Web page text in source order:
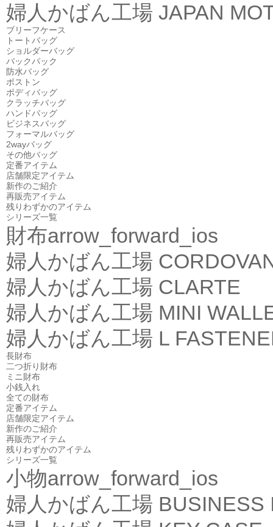
婦人かばん工場 JAPAN
ブリーフケース
トートバッグ
ショルダーバッグ
バックパック
防水バッグ
ボストン
ボディバッグ
クラッチバッグ
ハンドバッグ
ビジネスバッグ
フォーマルバッグ
2wayバッグ
その他バッグ
定番アイテム
店舗限定アイテム
新作のご紹介
再販売アイテム
残りわずかのアイテム
シリーズ一覧
財布arrow_forward_ios
婦人かばん工場
婦人かばん工場 CLARTE
婦人かばん工場 MINI
婦人かばん工場 L
長財布
二つ折り財布
ミニ財布
小銭入れ
全ての財布
定番アイテム
店舗限定アイテム
新作のご紹介
再販売アイテム
残りわずかのアイテム
シリーズ一覧
小物arrow_forward_ios
婦人かばん工場 BUSINESS